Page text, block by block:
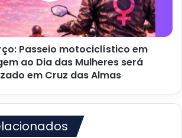
Passeio motociclístico em
ao Dia das Mulheres será
em Cruz das Almas